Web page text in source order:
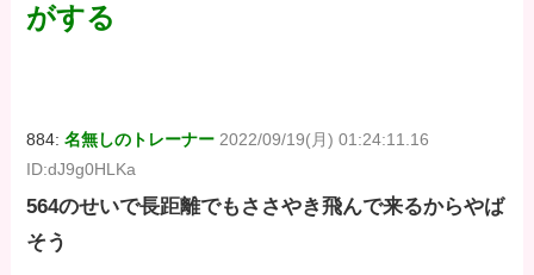
がする
884:名無しのトレーナー 2022/09/19(月) 01:24:11.16
ID:dJ9g0HLKa
564のせいで長距離でもささやき飛んで来るからやば
そう